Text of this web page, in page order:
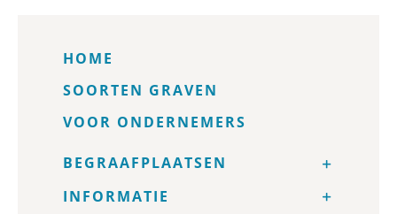
CONTACT
HOME
SOORTEN GRAVEN
VOOR ONDERNEMERS
BEGRAAFPLAATSEN
INFORMATIE